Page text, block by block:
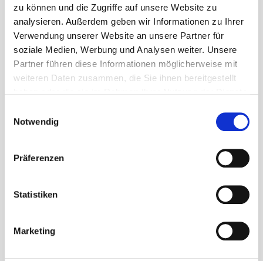
zu können und die Zugriffe auf unsere Website zu
analysieren. Außerdem geben wir Informationen zu Ihrer
Verwendung unserer Website an unsere Partner für
soziale Medien, Werbung und Analysen weiter. Unsere
Partner führen diese Informationen möglicherweise mit
weiteren Daten zusammen, die Sie ihnen bereitgestellt
Notwendig
Präferenzen
Statistiken
Marketing
Gemeinde Waldems
Rathaus (Gemeindeverwaltung)
Schulgasse 2
65529 Waldems-Esch
Sprechzeiten